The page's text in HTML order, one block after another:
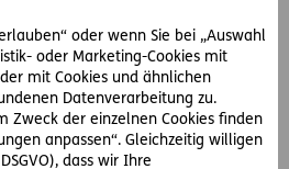
oder wenn Sie bei „Auswahl
oder Marketing-Cookies mit
mit Cookies und ähnlichen
Datenverarbeitung zu.
Zweck der einzelnen Cookies finden
anpassen“. Gleichzeitig willigen
dass wir Ihre
Vorsorgeuntersuchungen,
Außerdem werden
Mutterschaft wie etwa
und Mutter-Kind-Pass von der
Einige Leistungen
sondern auch deren